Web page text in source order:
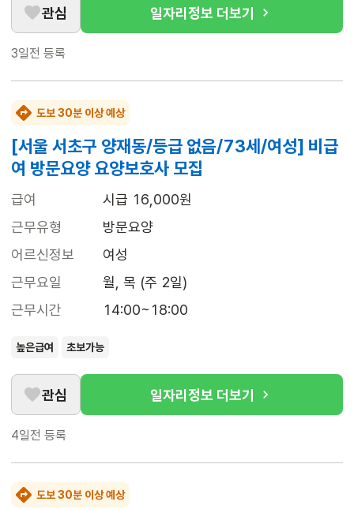
관심 일자리정보 더보기
3일전 등록
도보 30분 이상 예상
[서울 서초구 양재동/등급 없음/73세/여성] 비급
여 방문요양 요양보호사 모집
급여
시급 16,000원
근무유형
방문요양
어르신정보
여성
근무요일
월, 목 (주 2일)
근무시간
14:00~18:00
높은급여 초보가능
관심 일자리정보 더보기
4일전 등록
도보 30분 이상 예상